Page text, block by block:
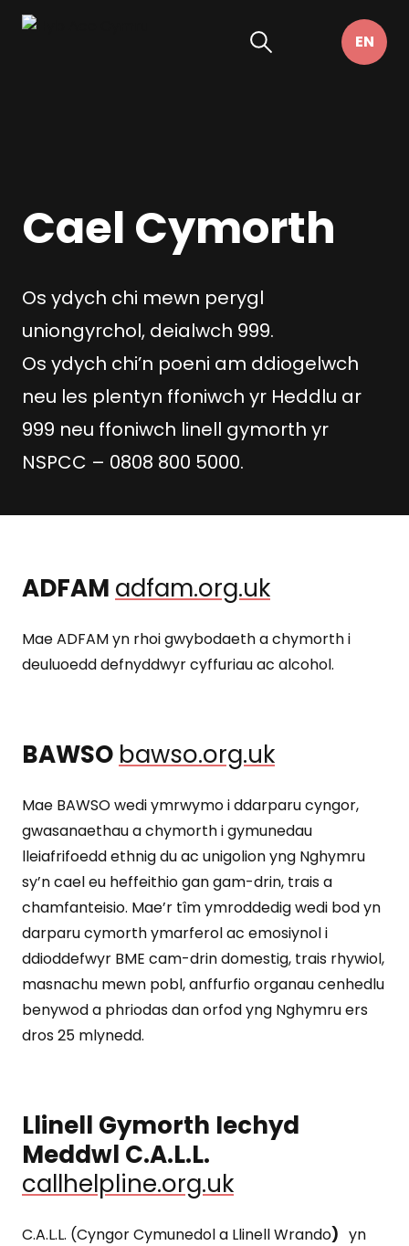
Cael Cymorth
Os ydych chi mewn perygl
uniongyrchol, deialwch 999.
Os ydych chi’n poeni am ddiogelwch
neu les plentyn ffoniwch yr Heddlu ar
999 neu ffoniwch linell gymorth yr
NSPCC – 0808 800 5000.
ADFAM adfam.org.uk
Mae ADFAM yn rhoi gwybodaeth a chymorth i
deuluoedd defnyddwyr cyffuriau ac alcohol.
BAWSO bawso.org.uk
Mae BAWSO wedi ymrwymo i ddarparu cyngor,
gwasanaethau a chymorth i gymunedau
lleiafrifoedd ethnig du ac unigolion yng Nghymru
sy’n cael eu heffeithio gan gam-drin, trais a
chamfanteisio. Mae’r tîm ymroddedig wedi bod yn
darparu cymorth ymarferol ac emosiynol i
ddioddefwyr BME cam-drin domestig, trais rhywiol,
masnachu mewn pobl, anffurfio organau cenhedlu
benywod a phriodas dan orfod yng Nghymru ers
dros 25 mlynedd.
Llinell Gymorth Iechyd
Meddwl C.A.L.L.
callhelpline.org.uk
C.A.L.L. (Cyngor Cymunedol a Llinell Wrando) yn